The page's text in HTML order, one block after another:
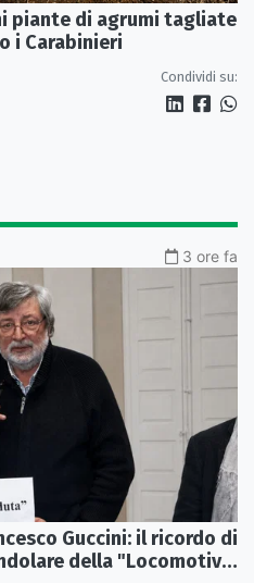
piante di agrumi tagliate
i Carabinieri
Condividi su:
3 ore fa
Guccini: il ricordo di
della "Locomotiva